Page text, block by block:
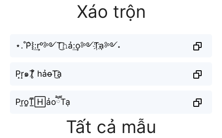
Xáo trộn
⋆.˚P͛⦚:͢rᵒ༻T͜͡𝚑ả:͢o༻T҉ạ༻˖
P̝r̝๑T̸̥ͦ hảo̶T͜͡ạ
Pr̫o̤̮T̲̅🄷ảoཽTạ
Tất cả mẫu